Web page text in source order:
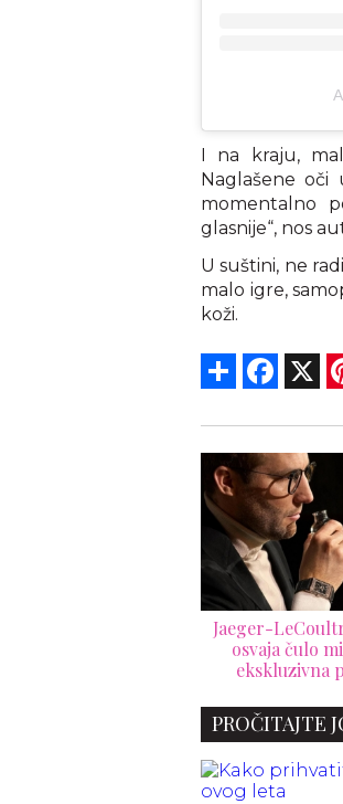
I na kraju,
Naglašene oči
momentalno
glasnije“, nos
U suštini, ne
malo igre,
koži.
Share
Louis
Kaliforniju u
9.000
PROČITAJTE